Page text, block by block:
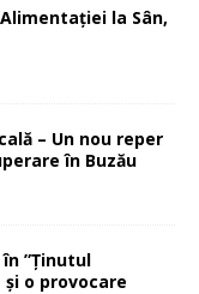
la Sân,
– Un nou reper
în Buzău
”Ținutul
și o provocare